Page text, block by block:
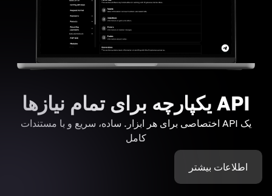
API یکپارچه برای تمام نیازها
یک API اختصاصی برای هر ابزار. ساده، سریع و با مستندات
کامل
اطلاعات بیشتر